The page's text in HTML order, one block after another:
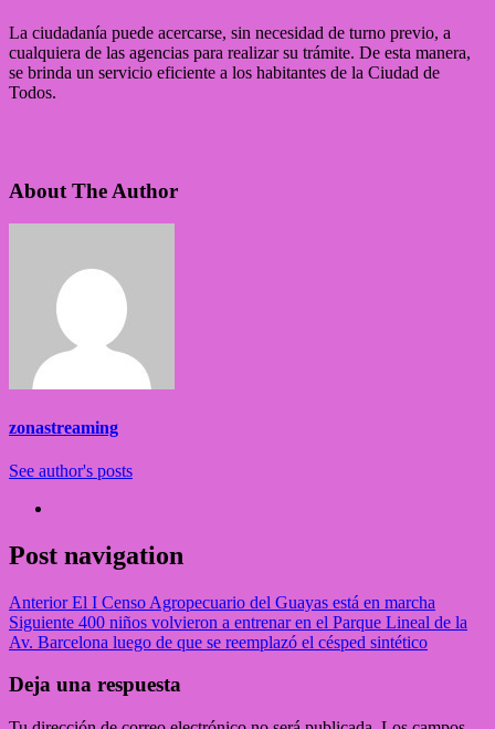
La ciudadanía puede acercarse, sin necesidad de turno previo, a
cualquiera de las agencias para realizar su trámite. De esta manera,
se brinda un servicio eficiente a los habitantes de la Ciudad de
Todos.
About The Author
zonastreaming
See author's posts
Post navigation
AnteriorEl I Censo Agropecuario del Guayas está en marcha
Siguiente 400 niños volvieron a entrenar en el Parque Lineal de la
Av. Barcelona luego de que se reemplazó el césped sintético
Deja una respuesta